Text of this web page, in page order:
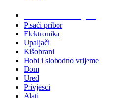
Pisaći pribor
Elektronika
Upaljači
Kišobrani
Hobi i slobodno vrijeme
Dom
Ured
Privjesci
Alati